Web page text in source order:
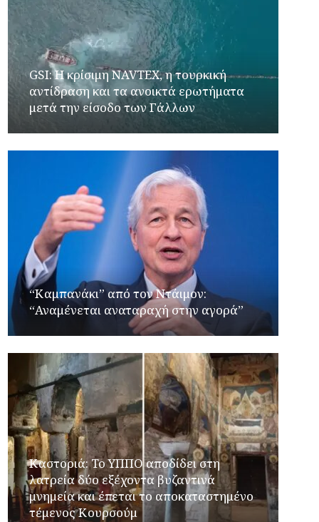
GSI: Η κρίσιμη NAVTEX, η τουρκική
αντίδραση και τα ανοικτά ερωτήματα
μετά την είσοδο των Γάλλων
“Καμπανάκι” από τον Ντάιμον:
“Αναμένεται αναταραχή στην αγορά”
Καστοριά: Το ΥΠΠΟ αποδίδει στη
λατρεία δύο εξέχοντα βυζαντινά
μνημεία και έπεται το αποκαταστημένο
τέμενος Κουρσούμ